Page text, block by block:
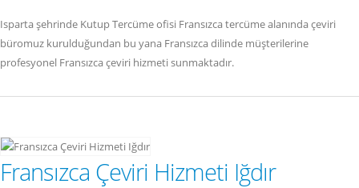
Isparta şehrinde Kutup Tercüme ofisi Fransızca tercüme alanında çeviri
büromuz kurulduğundan bu yana Fransızca dilinde müşterilerine
profesyonel Fransızca çeviri hizmeti sunmaktadır.
Fransızca Çeviri Hizmeti Iğdır